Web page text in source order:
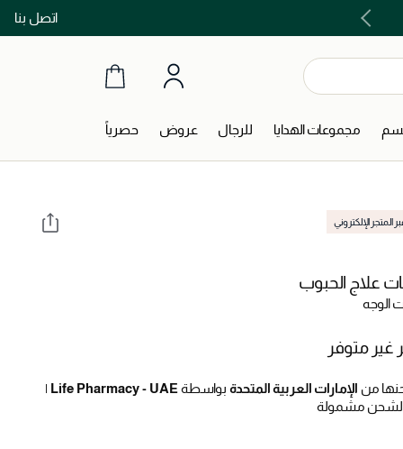
اتصل بنااشتري الآن و ادفع لاحقاً مع تابي و تمارا!
مجموعات الهدايا للرجال عروض حصرياً
المتجر الإلكتروني
علاج الحبوب
الوجه
غير متوفر
من الإمارات العربية المتحدة بواسطةLife Pharmacy - UAE
|
مشمولة